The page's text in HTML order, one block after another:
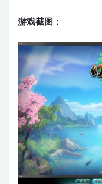
游戏截图：